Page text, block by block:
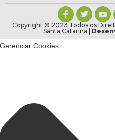
Copyright © 2023 Todos os
Santa Catarina |
Gerenciar Cookies